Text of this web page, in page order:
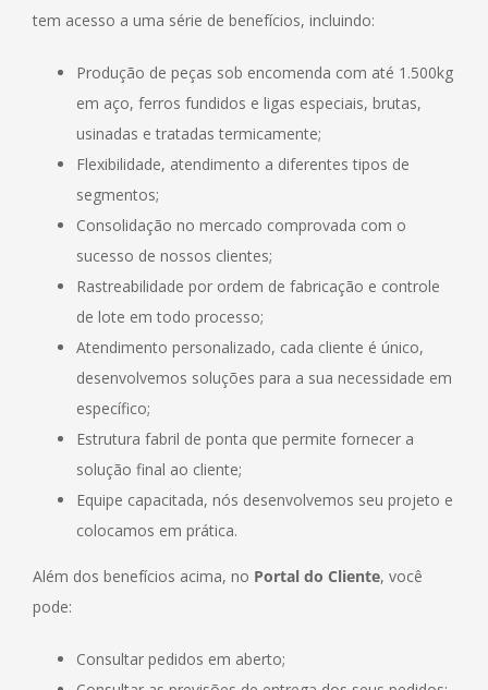
tem acesso a uma série de benefícios, incluindo:
Produção de peças sob encomenda com até 1.500kg
em aço, ferros fundidos e ligas especiais, brutas,
usinadas e tratadas termicamente;
Flexibilidade, atendimento a diferentes tipos de
segmentos;
Consolidação no mercado comprovada com o
sucesso de nossos clientes;
Rastreabilidade por ordem de fabricação e controle
de lote em todo processo;
Atendimento personalizado, cada cliente é único,
desenvolvemos soluções para a sua necessidade em
específico;
Estrutura fabril de ponta que permite fornecer a
solução final ao cliente;
Equipe capacitada, nós desenvolvemos seu projeto e
colocamos em prática.
Além dos benefícios acima, no Portal do Cliente, você
pode:
Consultar pedidos em aberto;